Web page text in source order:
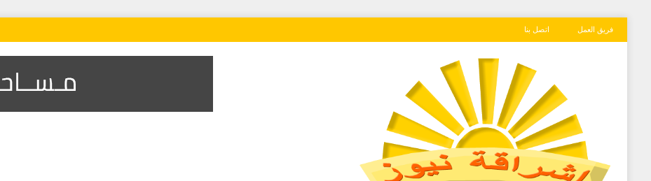
فريق العمل اتصل بنا